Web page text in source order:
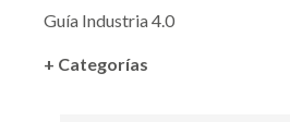
Guía Industria 4.0
+ Categorías